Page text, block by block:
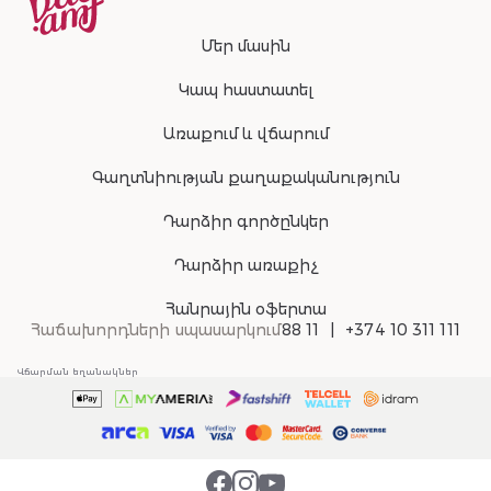
Մեր մասին
Կապ հաստատել
Առաքում և վճարում
Գաղտնիության քաղաքականություն
Դարձիր գործընկեր
Դարձիր առաքիչ
Հանրային օֆերտա
Հաճախորդների սպասարկում88 11 +374 10 311 111
Վճարման եղանակներ